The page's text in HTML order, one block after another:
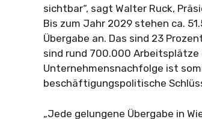
sichtbar“, sagt Walter Ruck,
Bis zum Jahr 2029 stehen ca.
Übergabe an. Das sind 23
sind rund 700.000 Arbeitsplätze
Unternehmensnachfolge ist
beschäftigungspolitische
„Jede gelungene Übergabe in